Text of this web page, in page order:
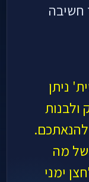
חשיבה
ניתן
להנאתכם.
של מה
ימני